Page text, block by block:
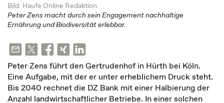
Bild: Haufe Online Redaktion
Peter Zens macht durch sein Engagement nachhaltige
Ernährung und Biodiversität erlebbar.
Peter Zens führt den Gertrudenhof in Hürth bei Köln.
Eine Aufgabe, mit der er unter erheblichem Druck steht.
Bis 2040 rechnet die DZ Bank mit einer Halbierung der
Anzahl landwirtschaftlicher Betriebe. In einer solchen